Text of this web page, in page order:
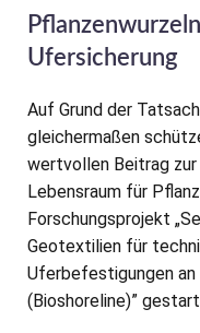
Ufersicherung
Auf Grund der
gleichermaßen
wertvollen Beitrag
Lebensraum für
Forschungsprojekt
Geotextilien für
Uferbefestigungen an
(Bioshoreline)”